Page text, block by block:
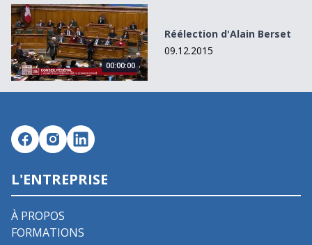
Réélection d&#039;Alain Berset
00:00:00
Réélection d'Alain Berset
09.12.2015
L'ENTREPRISE
À PROPOS
FORMATIONS